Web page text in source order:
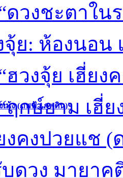
เม้ง (ภพฟ้า ภพดิน)”
ดวงชะตาใน
ย: ห้องนอน
วงจุ้ย เฮี่ยง
กษ์ยาม เฮี่ย
งคงปวยแช (
ดวง มายา